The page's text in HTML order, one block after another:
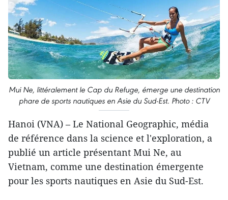
Mui Ne, littéralement le Cap du Refuge, émerge une destination
phare de sports nautiques en Asie du Sud-Est. Photo : CTV
Hanoi (VNA) – Le National Geographic, média
de référence dans la science et l'exploration, a
publié un article présentant Mui Ne, au
Vietnam, comme une destination émergente
pour les sports nautiques en Asie du Sud-Est.